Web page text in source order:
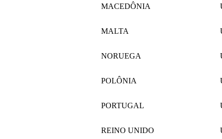
MACEDÔNIA
MALTA
NORUEGA
POLÔNIA
PORTUGAL
REINO UNIDO